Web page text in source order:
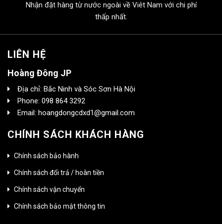
Nhận đặt hàng từ nước ngoài về Viêt Nam với chi phí
thấp nhất.
LIÊN HỆ
Hoàng Đông JP
Địa chỉ: Bắc Ninh và Sóc Sơn Hà Nội
Phone: 098 864 3292
Email: hoangdongcdxd1@gmail.com
CHÍNH SÁCH KHÁCH HÀNG
Chính sách bảo hành
Chính sách đổi trả / hoàn tiền
Chính sách vận chuyển
Chính sách bảo mật thông tin